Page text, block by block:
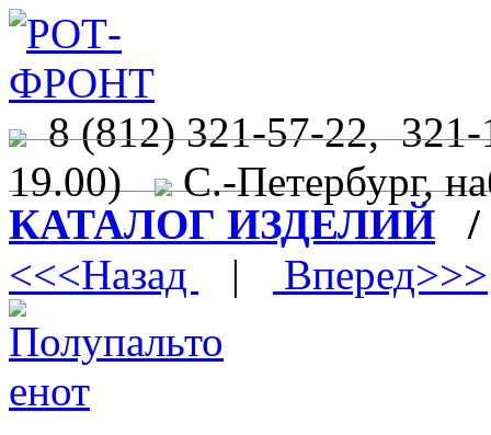
8 (812) 321-57-22,
19.00) С.-Петербург,
КАТАЛОГ ИЗДЕЛИЙ
<<<Назад
| Вперед>>>